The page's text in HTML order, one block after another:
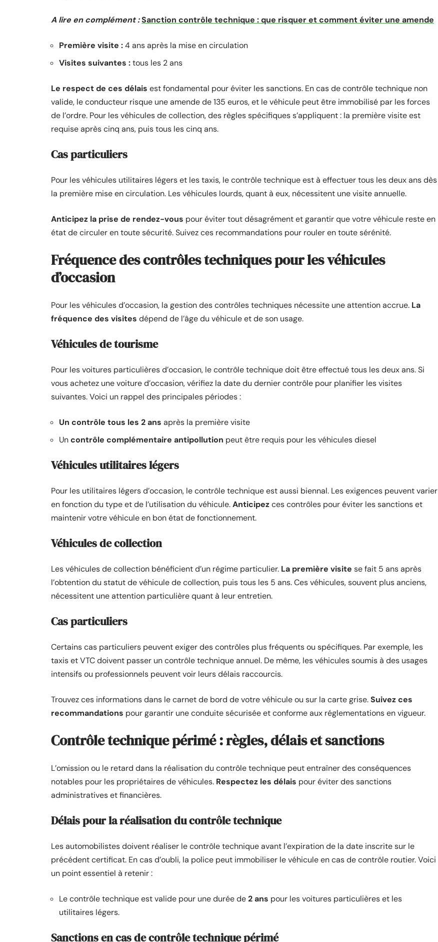
A lire en complément :Sanction contrôle technique : que risquer et comment éviter une amende
Première visite :4 ans après la mise en circulation
Visites suivantes :tous les 2 ans
Le respect de ces délais est fondamental pour éviter les sanctions. En cas de contrôle technique non
valide, le conducteur risque une amende de 135 euros, et le véhicule peut être immobilisé par les forces
de l’ordre. Pour les véhicules de collection, des règles spécifiques s’appliquent : la première visite est
requise après cinq ans, puis tous les cinq ans.
Cas particuliers
Pour les véhicules utilitaires légers et les taxis, le contrôle technique est à effectuer tous les deux ans dès
la première mise en circulation. Les véhicules lourds, quant à eux, nécessitent une visite annuelle.
Anticipez la prise de rendez-vous pour éviter tout désagrément et garantir que votre véhicule reste en
état de circuler en toute sécurité. Suivez ces recommandations pour rouler en toute sérénité.
Fréquence des contrôles techniques pour les véhicules
d’occasion
Pour les véhicules d’occasion, la gestion des contrôles techniques nécessite une attention accrue. La
fréquence des visites dépend de l’âge du véhicule et de son usage.
Véhicules de tourisme
Pour les voitures particulières d’occasion, le contrôle technique doit être effectué tous les deux ans. Si
vous achetez une voiture d’occasion, vérifiez la date du dernier contrôle pour planifier les visites
suivantes. Voici un rappel des principales périodes :
Un contrôle tous les 2 ans après la première visite
Uncontrôle complémentaire antipollution peut être requis pour les véhicules diesel
Véhicules utilitaires légers
Pour les utilitaires légers d’occasion, le contrôle technique est aussi biennal. Les exigences peuvent varier
en fonction du type et de l’utilisation du véhicule.Anticipezces contrôles pour éviter les sanctions et
maintenir votre véhicule en bon état de fonctionnement.
Véhicules de collection
Les véhicules de collection bénéficient d’un régime particulier. La première visite se fait 5 ans après
l’obtention du statut de véhicule de collection, puis tous les 5 ans. Ces véhicules, souvent plus anciens,
nécessitent une attention particulière quant à leur entretien.
Cas particuliers
Certains cas particuliers peuvent exiger des contrôles plus fréquents ou spécifiques. Par exemple, les
taxis et VTC doivent passer un contrôle technique annuel. De même, les véhicules soumis à des usages
intensifs ou professionnels peuvent voir leurs délais raccourcis.
Trouvez ces informations dans le carnet de bord de votre véhicule ou sur la carte grise.Suivez ces
recommandations pour garantir une conduite sécurisée et conforme aux réglementations en vigueur.
Contrôle technique périmé : règles, délais et sanctions
L’omission ou le retard dans la réalisation du contrôle technique peut entraîner des conséquences
notables pour les propriétaires de véhicules. Respectez les délais pour éviter des sanctions
administratives et financières.
Délais pour la réalisation du contrôle technique
Les automobilistes doivent réaliser le contrôle technique avant l’expiration de la date inscrite sur le
précédent certificat. En cas d’oubli, la police peut immobiliser le véhicule en cas de contrôle routier. Voici
un point essentiel à retenir :
Le contrôle technique est valide pour une durée de2 ans pour les voitures particulières et les
utilitaires légers.
Sanctions en cas de contrôle technique périmé